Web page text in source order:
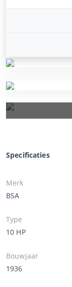
Specificaties
Merk
BSA
Type
10 HP
Bouwjaar
1936